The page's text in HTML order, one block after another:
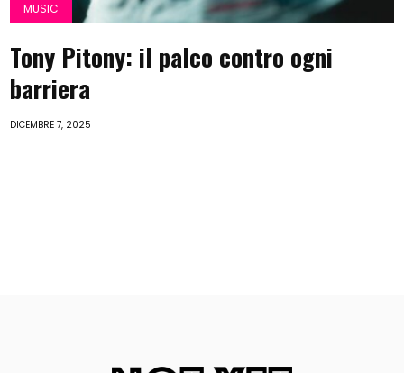
MUSIC
Tony Pitony: il palco contro ogni
barriera
DICEMBRE 7, 2025